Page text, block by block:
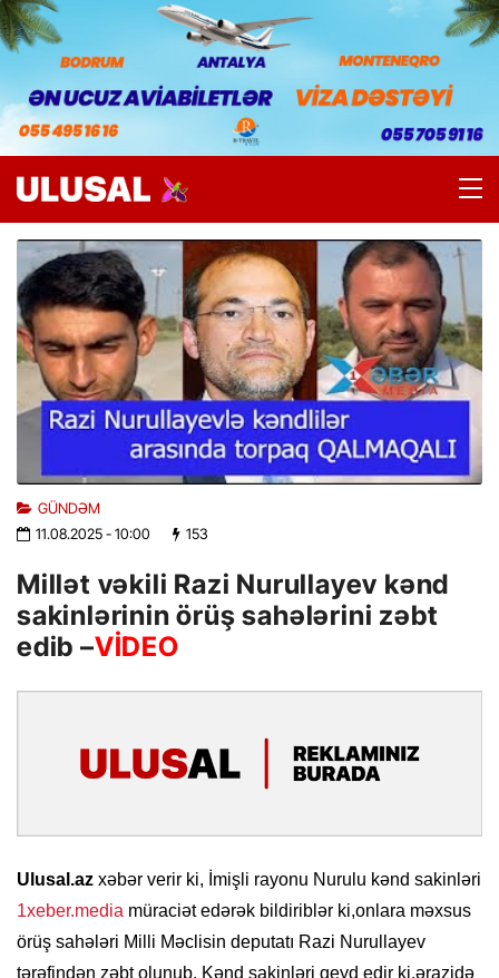
GÜNDƏM
11.08.2025- 10:00 153
Millət vəkili Razi Nurullayev kənd
sakinlərinin örüş sahələrini zəbt
edib –VİDEO
Ulusal.az xəbər verir ki, İmişli rayonu Nurulu kənd sakinləri
1xeber.media müraciət edərək bildiriblər ki,onlara məxsus
örüş sahələri Milli Məclisin deputatı Razi Nurullayev
tərəfindən zəbt olunub. Kənd sakinləri qeyd edir ki,ərazidə